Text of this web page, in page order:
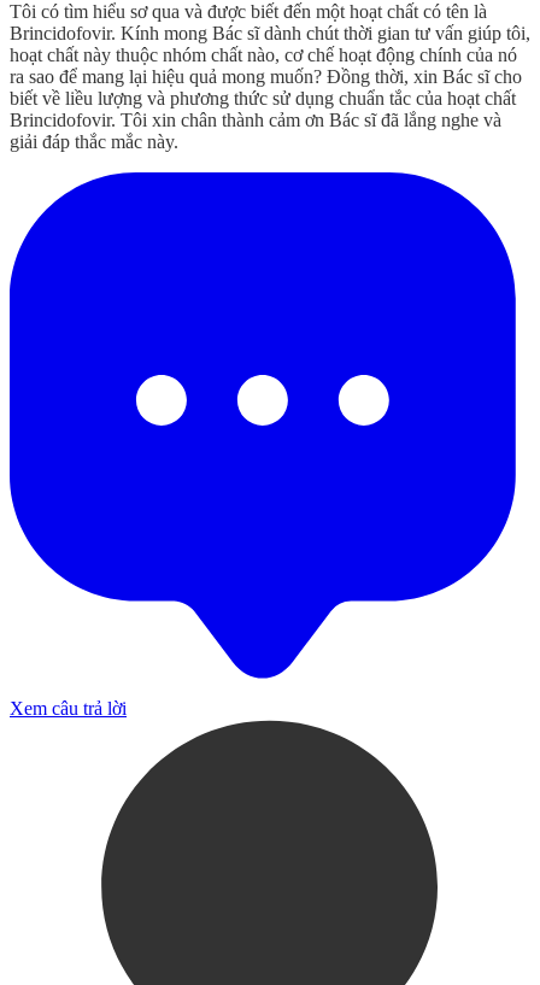
Tôi có tìm hiểu sơ qua và được biết đến một hoạt chất có tên là
Brincidofovir. Kính mong Bác sĩ dành chút thời gian tư vấn giúp tôi,
hoạt chất này thuộc nhóm chất nào, cơ chế hoạt động chính của nó
ra sao để mang lại hiệu quả mong muốn? Đồng thời, xin Bác sĩ cho
biết về liều lượng và phương thức sử dụng chuẩn tắc của hoạt chất
Brincidofovir. Tôi xin chân thành cảm ơn Bác sĩ đã lắng nghe và
giải đáp thắc mắc này.
Xem câu trả lời